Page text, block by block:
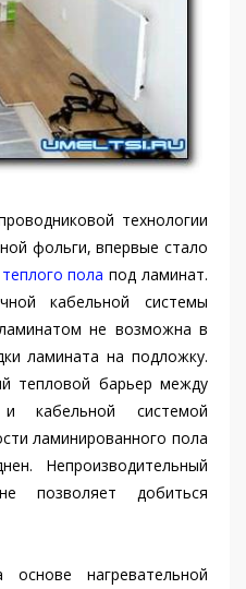
технологии
фольги, впервые стало
теплого пола под ламинат.
кабельной системы
не возможна в
ламината на подложку.
тепловой барьер между
кабельной системой
ламинированного пола
Непроизводительный
позволяет добиться
нагревательной